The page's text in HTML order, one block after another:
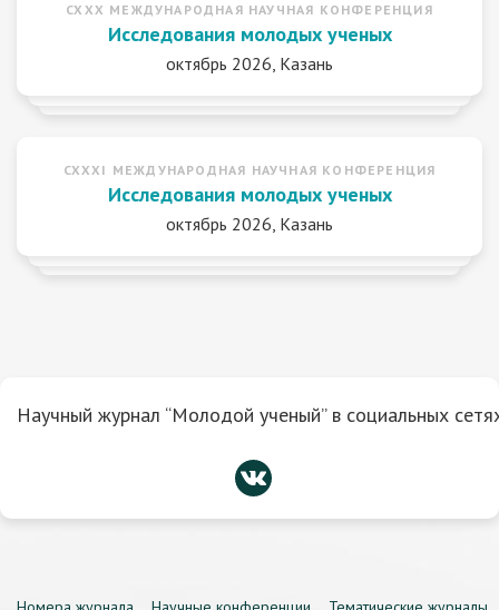
CXXX МЕЖДУНАРОДНАЯ НАУЧНАЯ КОНФЕРЕНЦИЯ
Исследования молодых ученых
октябрь 2026, Казань
CXXXI МЕЖДУНАРОДНАЯ НАУЧНАЯ КОНФЕРЕНЦИЯ
Исследования молодых ученых
октябрь 2026, Казань
Научный журнал “Молодой ученый” в социальных